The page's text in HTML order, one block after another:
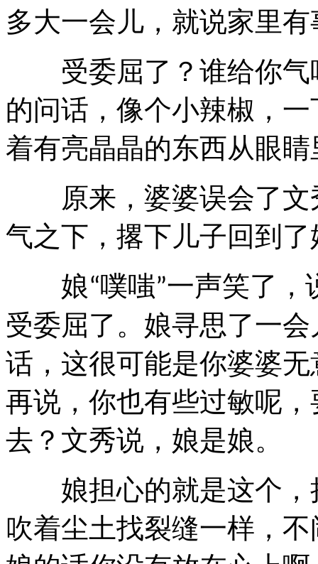
多大一会儿，就说家里
受委屈了？谁给你气
的问话，像个小辣椒，
着有亮晶晶的东西从眼
原来，婆婆误会了文
气之下，撂下儿子回到了
娘“噗嗤”一声笑了，
受委屈了。娘寻思了一
话，这很可能是你婆婆
再说，你也有些过敏呢
去？文秀说，娘是娘。
娘担心的就是这个，
吹着尘土找裂缝一样，